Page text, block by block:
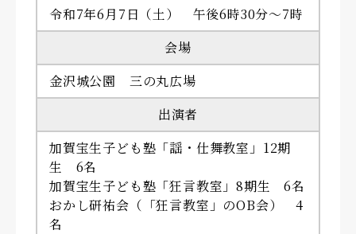
令和7年6月7日（土） 午後6時30分～7時
会場
金沢城公園 三の丸広場
出演者
加賀宝生子ども塾「謡・仕舞教室」12期
生 6名
加賀宝生子ども塾「狂言教室」8期生 6名
おかし研祐会（「狂言教室」のOB会） 4
名